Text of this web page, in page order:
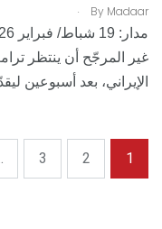
By Madaar
.
غير المرجّح أن ينتظر
الإيراني، بعد أسبوعين
1
2
3